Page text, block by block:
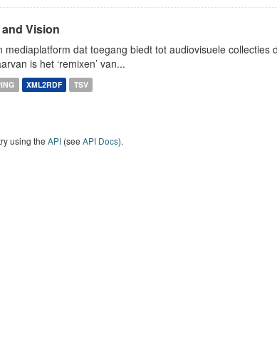
Vision
mediaplatform dat toegang biedt tot audiovisuele collecties
is het ‘remixen’ van...
XML2RDF TSV
using the API (see API Docs).